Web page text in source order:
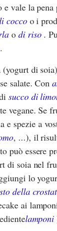
e vale la
coccoo i
o di riso.
.
di
salate. Con
succo di
vegane. Se
e spezie a
, ...), il
può essere
di soia nel
lo
della
ai
lamponi